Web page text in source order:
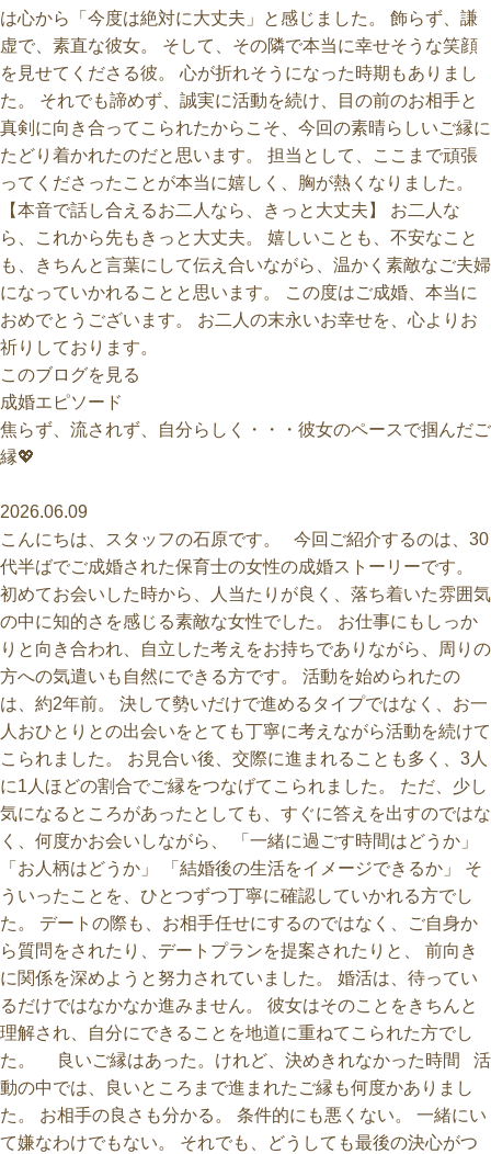
は心から「今度は絶対に大丈夫」と感じました。 飾らず、謙
虚で、素直な彼女。 そして、その隣で本当に幸せそうな笑顔
を見せてくださる彼。 心が折れそうになった時期もありまし
た。 それでも諦めず、誠実に活動を続け、目の前のお相手と
真剣に向き合ってこられたからこそ、今回の素晴らしいご縁に
たどり着かれたのだと思います。 担当として、ここまで頑張
ってくださったことが本当に嬉しく、胸が熱くなりました。
【本音で話し合えるお二人なら、きっと大丈夫】 お二人な
ら、これから先もきっと大丈夫。 嬉しいことも、不安なこと
も、きちんと言葉にして伝え合いながら、温かく素敵なご夫婦
になっていかれることと思います。 この度はご成婚、本当に
おめでとうございます。 お二人の末永いお幸せを、心よりお
祈りしております。
このブログを見る
焦らず、流されず、自分らしく・・・彼女のペースで掴んだご
縁💖
2026.06.09
こんにちは、スタッフの石原です。 今回ご紹介するのは、30
代半ばでご成婚された保育士の女性の成婚ストーリーです。
初めてお会いした時から、人当たりが良く、落ち着いた雰囲気
の中に知的さを感じる素敵な女性でした。 お仕事にもしっか
りと向き合われ、自立した考えをお持ちでありながら、周りの
方への気遣いも自然にできる方です。 活動を始められたの
は、約2年前。 決して勢いだけで進めるタイプではなく、お一
人おひとりとの出会いをとても丁寧に考えながら活動を続けて
こられました。 お見合い後、交際に進まれることも多く、3人
に1人ほどの割合でご縁をつなげてこられました。 ただ、少し
気になるところがあったとしても、すぐに答えを出すのではな
く、何度かお会いしながら、 「一緒に過ごす時間はどうか」
「お人柄はどうか」 「結婚後の生活をイメージできるか」 そ
ういったことを、ひとつずつ丁寧に確認していかれる方でし
た。 デートの際も、お相手任せにするのではなく、ご自身か
ら質問をされたり、デートプランを提案されたりと、 前向き
に関係を深めようと努力されていました。 婚活は、待ってい
るだけではなかなか進みません。 彼女はそのことをきちんと
理解され、自分にできることを地道に重ねてこられた方でし
た。 良いご縁はあった。けれど、決めきれなかった時間 活
動の中では、良いところまで進まれたご縁も何度かありまし
た。 お相手の良さも分かる。 条件的にも悪くない。 一緒にい
て嫌なわけでもない。 それでも、どうしても最後の決心がつ